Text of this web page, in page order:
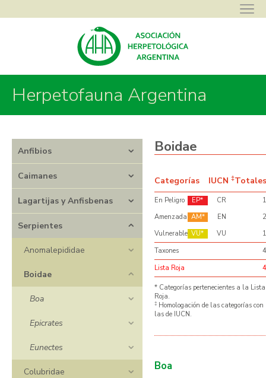
Asociación Herpetológica Argentina Herpetofauna Argentina
Serpientes >Boidae
Herpetofauna Argentina
Anfibios
Caimanes
Lagartijas y Anfisbenas
Serpientes
Anomalepididae
Boidae
Boa
Epicrates
Eunectes
Colubridae
Boidae
Categorías IUCN ‡Totales
En Peligro EP CR
1
Amenzada AM EN
2
Vulnerable VU VU
1
Taxones
4
Lista Roja
4
* Categorías pertenecientes a la Lista
Roja.
‡ Homologación de las categorías con
las de IUCN.
Boa